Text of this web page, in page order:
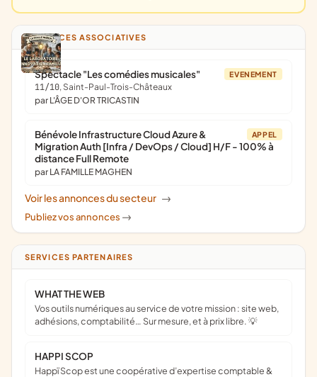
ANNONCES ASSOCIATIVES
EVENEMENT
Spectacle "Les comédies musicales"
11/10, Saint-Paul-Trois-Châteaux
par L'ÂGE D'OR TRICASTIN
APPEL
Bénévole Infrastructure Cloud Azure &
Migration Auth [Infra / DevOps / Cloud] H/F - 100% à
distance Full Remote
par LA FAMILLE MAGHEN
Voir les annonces du secteur ->
Publiez vos annonces ->
SERVICES PARTENAIRES
WHAT THE WEB
Vos outils numériques au service de votre mission : site web,
adhésions, comptabilité… Sur mesure, et à prix libre. 💡
HAPPI SCOP
Happï Scop est une coopérative d’expertise comptable &